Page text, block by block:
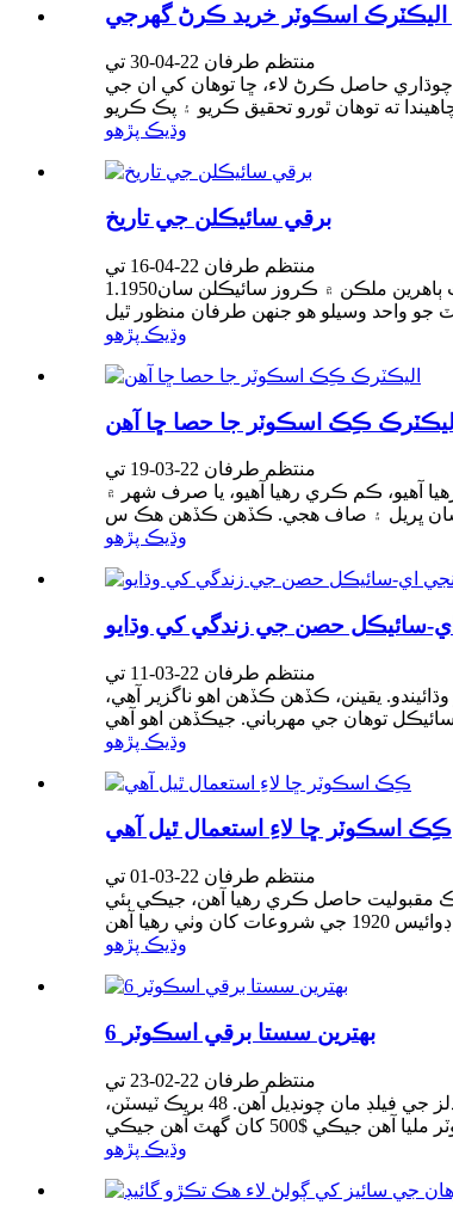
اليڪٽرڪ اسڪوٽر خريد ڪرڻ گهرجي
منتظم طرفان 22-04-30 تي
حاصل ڪرڻ لاء، ڇا توهان کي ان جي
وڌيڪ پڙهو
برقي سائيڪلن جي تاريخ
منتظم طرفان 22-04-16 تي
1.1950ع، 1960ع، 1980ع جو ڏهاڪو: چيني اڏامندڙ ڪبوتر سائيڪلن جي تاريخ ۾، هڪ دلچسپ نوڊ اڏامندڙ ڪبوتر جي ايجاد آهي. جيتوڻيڪ اهو ان وقت ٻاهرين ملڪن ۾ ڪروز سائيڪلن سان
وڌيڪ پڙهو
اليڪٽرڪ ڪِڪ اسڪوٽر جا حصا ڇا آهن
منتظم طرفان 22-03-19 تي
آهيو، ڪم ڪري رهيا آهيو، يا صرف شهر ۾
وڌيڪ پڙهو
سائيڪل حصن جي زندگي کي وڌايو
منتظم طرفان 22-03-11 تي
يقينن، ڪڏهن ڪڏهن اهو ناگزير آهي،
وڌيڪ پڙهو
ڪِڪ اسڪوٽر ڇا لاءِ استعمال ٿيل آهي
منتظم طرفان 22-03-01 تي
مقبوليت حاصل ڪري رهيا آهن، جيڪي ٻئي
وڌيڪ پڙهو
6 بهترين سستا برقي اسڪوٽر
منتظم طرفان 22-02-23 تي
اسان 168 ڪلاڪ کان وڌيڪ خرچ ڪيو ۽ 573 ڪلوميٽرن جي سفر ۾ 16 بهترين سستا برقي اسڪوٽرز جي جاچ ڪئي، جيڪي 231 کان وڌيڪ ماڊلز جي فيلڊ مان چونڊيل آهن. 48 بريڪ ٽيسٽن،
وڌيڪ پڙهو